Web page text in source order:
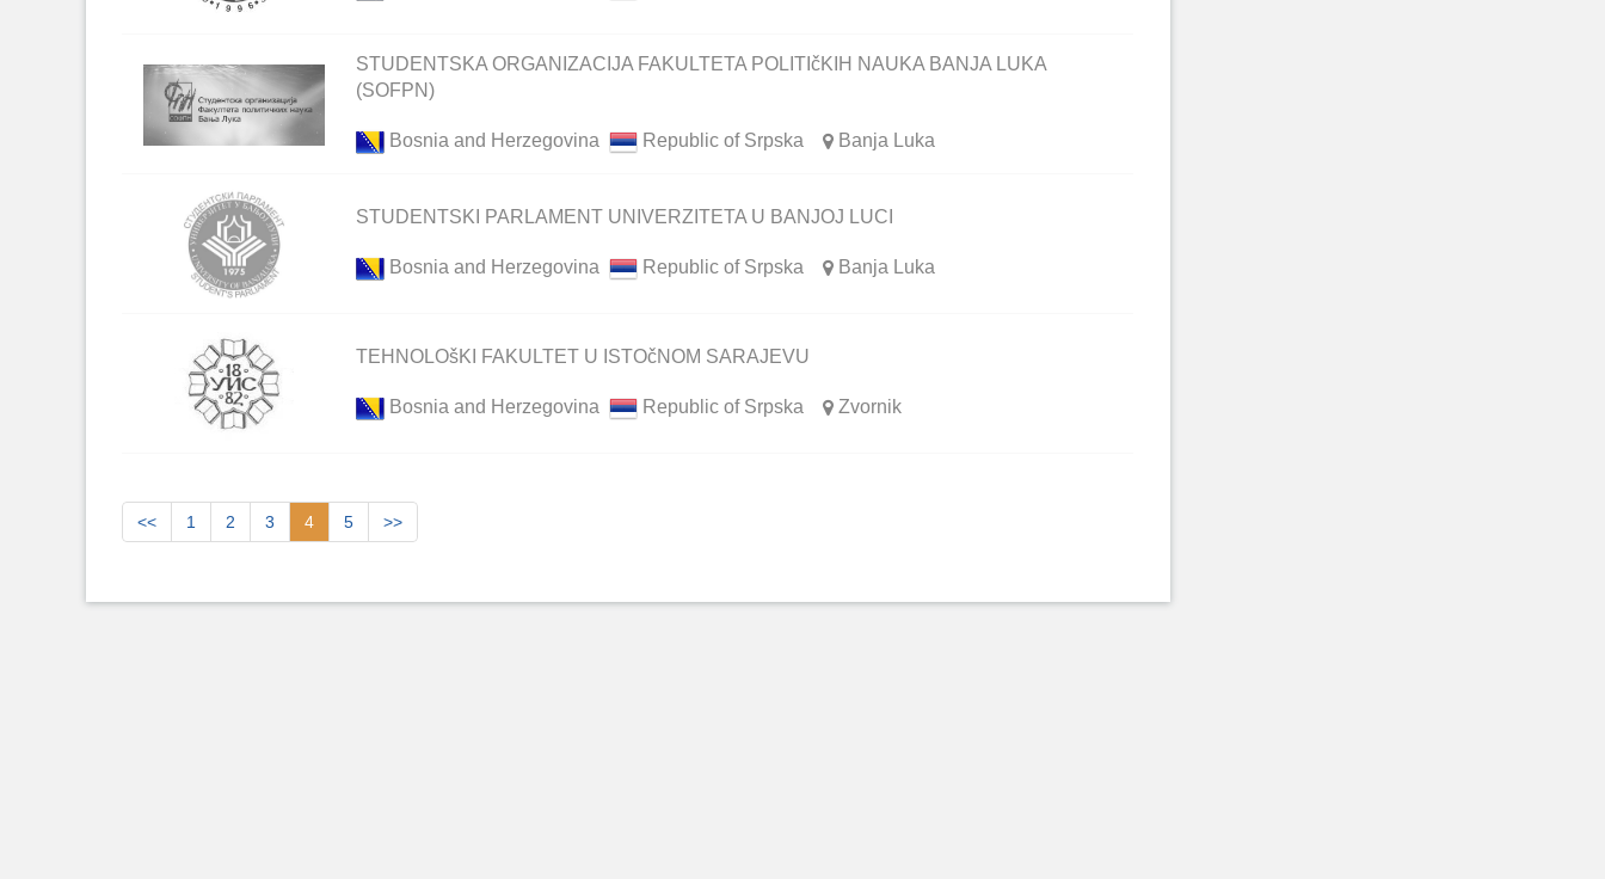
STUDENTSKA ORGANIZACIJA FAKULTETA POLITIčKIH NAUKA BANJA LUKA
(SOFPN)
Bosnia and Herzegovina Republic of Srpska Banja Luka
STUDENTSKI PARLAMENT UNIVERZITETA U BANJOJ LUCI
Bosnia and Herzegovina Republic of Srpska Banja Luka
TEHNOLOšKI FAKULTET U ISTOčNOM SARAJEVU
Bosnia and Herzegovina Republic of Srpska Zvornik
<< 1 2 3 4 5 >>